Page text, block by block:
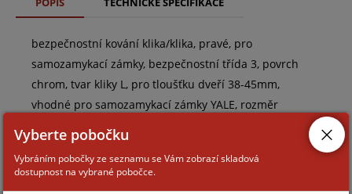
bezpečnostní kování klika/klika, pravé, pro
samozamykací zámky, bezpečnostní třída 3, povrch
chrom, tvar kliky L, pro tloušťku dveří 38-45mm,
vhodné pro samozamykací zámky YALE, rozměr
Vyberte pobočku
Vybráním pobočky ze seznamu se Vám zobrazí skladová
dostupnost na vybrané pobočce.